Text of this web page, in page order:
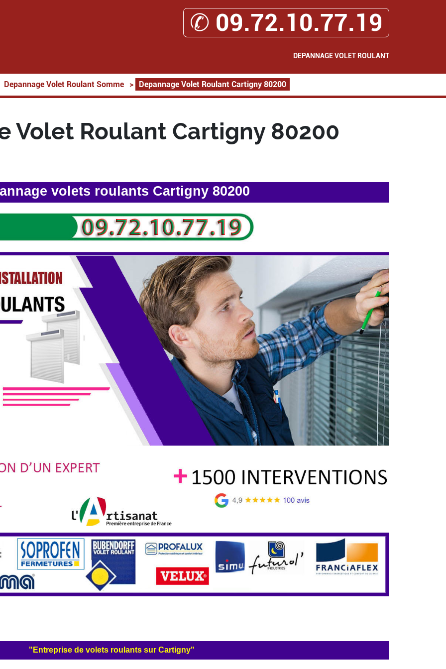
✆ 09.72.10.77.19
DEPANNAGE VOLET ROULANT
Depannage Volet Roulant Somme > Depannage Volet Roulant Cartigny 80200
Volet Roulant Cartigny 80200
volets roulants Cartigny 80200
"Entreprise de volets roulants sur Cartigny"